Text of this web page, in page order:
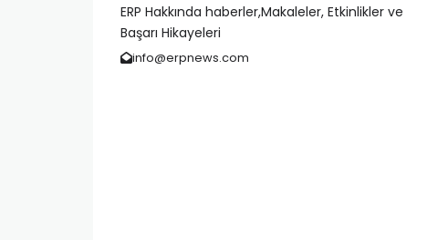
ERP Hakkında haberler,Makaleler, Etkinlikler ve
Başarı Hikayeleri
info@erpnews.com